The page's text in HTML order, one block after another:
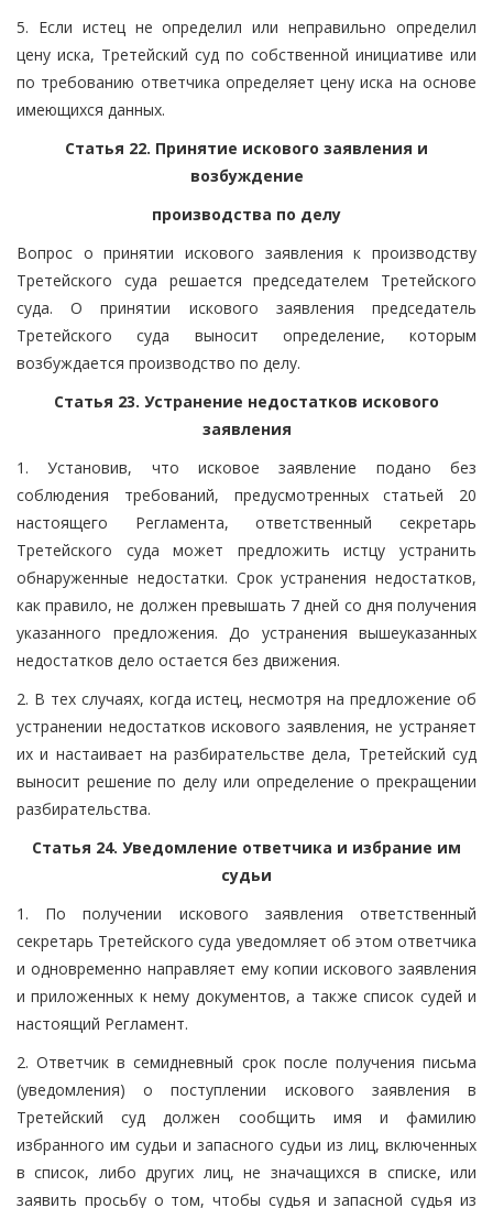
5. Если истец не определил или неправильно определил
цену иска, Третейский суд по собственной инициативе или
по требованию ответчика определяет цену иска на основе
имеющихся данных.
Статья 22. Принятие искового заявления и
возбуждение
производства по делу
Вопрос о принятии искового заявления к производству
Третейского суда решается председателем Третейского
суда. О принятии искового заявления председатель
Третейского суда выносит определение, которым
возбуждается производство по делу.
Статья 23. Устранение недостатков искового
заявления
1. Установив, что исковое заявление подано без
соблюдения требований, предусмотренных статьей 20
настоящего Регламента, ответственный секретарь
Третейского суда может предложить истцу устранить
обнаруженные недостатки. Срок устранения недостатков,
как правило, не должен превышать 7 дней со дня получения
указанного предложения. До устранения вышеуказанных
недостатков дело остается без движения.
2. В тех случаях, когда истец, несмотря на предложение об
устранении недостатков искового заявления, не устраняет
их и настаивает на разбирательстве дела, Третейский суд
выносит решение по делу или определение о прекращении
разбирательства.
Статья 24. Уведомление ответчика и избрание им
судьи
1. По получении искового заявления ответственный
секретарь Третейского суда уведомляет об этом ответчика
и одновременно направляет ему копии искового заявления
и приложенных к нему документов, а также список судей и
настоящий Регламент.
2. Ответчик в семидневный срок после получения письма
(уведомления) о поступлении искового заявления в
Третейский суд должен сообщить имя и фамилию
избранного им судьи и запасного судьи из лиц, включенных
в список, либо других лиц, не значащихся в списке, или
заявить просьбу о том, чтобы судья и запасной судья из